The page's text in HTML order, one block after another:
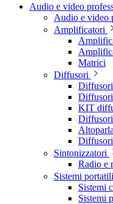
Audio e video
Audio e video
Amplificatori
Matrici
Diffusori
Diffusori
KIT
Sintonizzatori
Radio e
Sistemi portatili
Sistemi
Sistemi